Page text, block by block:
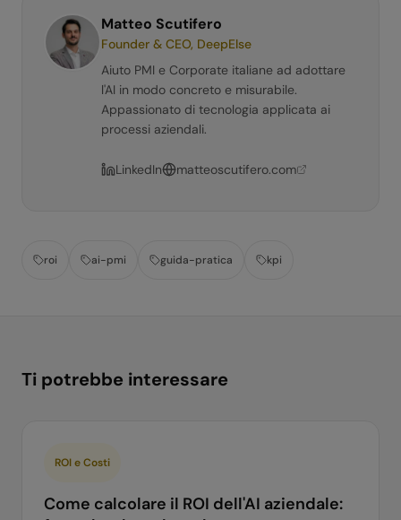
Matteo Scutifero
Founder & CEO, DeepElse
Aiuto PMI e Corporate italiane ad adottare
l'AI in modo concreto e misurabile.
Appassionato di tecnologia applicata ai
processi aziendali.
LinkedIn matteoscutifero.com
roi ai-pmi guida-pratica kpi
Ti potrebbe interessare
ROI e Costi
Come calcolare il ROI dell'AI aziendale: